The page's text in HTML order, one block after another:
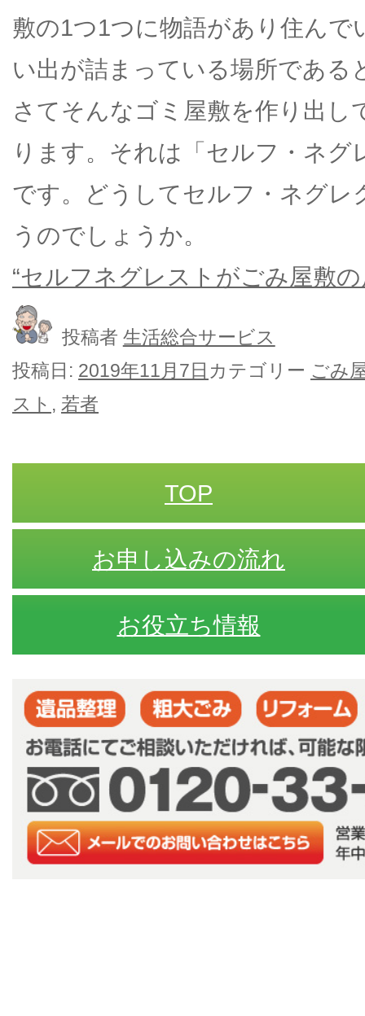
敷の1つ1つに物語があり住んで
い出が詰まっている場所である
さてそんなゴミ屋敷を作り出
ります。それは「セルフ・ネ
です。どうしてセルフ・ネグ
うのでしょうか。
“セルフネグレストがごみ屋敷
投稿者 生活総合サービス
投稿日: 2019年11月7日 カテゴリー ごみ
スト , 若者
TOP
お申し込みの流れ
お役立ち情報